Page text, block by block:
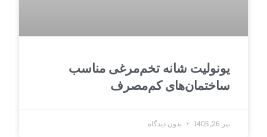
یونولیت شانه تخم‌مرغی مناسب
ساختمان‌های کم‌مصرف
تیر 26, 1405 بدون دیدگاه